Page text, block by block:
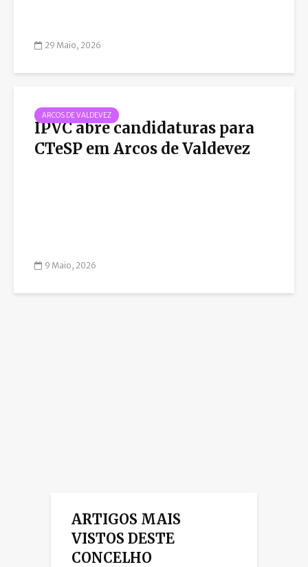
29 Maio, 2026
ARCOS DE VALDEVEZ
IPVC abre candidaturas para
CTeSP em Arcos de Valdevez
9 Maio, 2026
ARTIGOS MAIS
VISTOS DESTE
CONCELHO